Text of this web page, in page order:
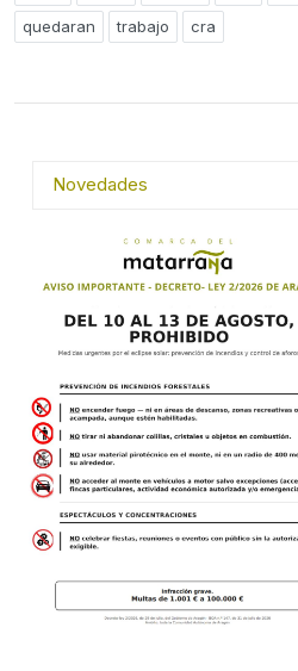
quedaran
trabajo cra
Novedades